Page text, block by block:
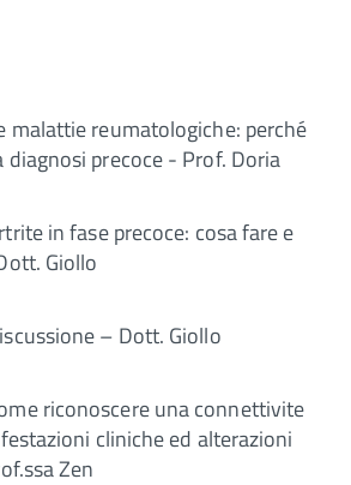
malattie reumatologiche: perché
diagnosi precoce - Prof. Doria
in fase precoce: cosa fare e
Giollo
– Dott. Giollo
riconoscere una connettivite
cliniche ed alterazioni
Zen